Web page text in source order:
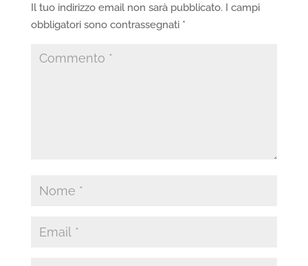
Il tuo indirizzo email non sarà pubblicato. I campi
obbligatori sono contrassegnati *